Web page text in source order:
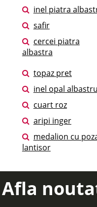
inel piatra
safir
cercei piatra
albastra
topaz pret
inel opal albastru
cuart roz
aripi inger
medalion cu
lantisor
Afla